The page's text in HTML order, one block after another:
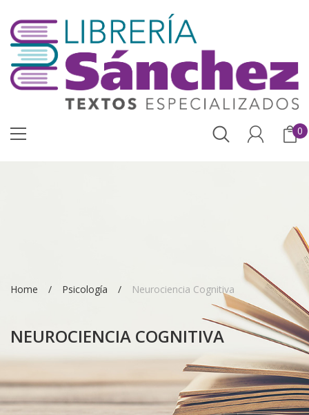
0
Home Psicología Neurociencia Cognitiva
NEUROCIENCIA COGNITIVA